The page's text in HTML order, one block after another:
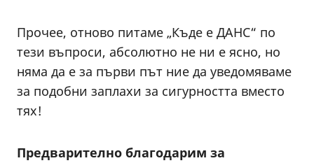
Прочее, отново питаме „Къде е ДАНС“ по
тези въпроси, абсолютно не ни е ясно, но
няма да е за първи път ние да уведомяваме
за подобни заплахи за сигурността вместо
тях!
Предварително благодарим за